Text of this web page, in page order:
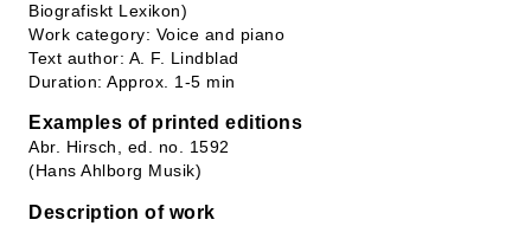
Biografiskt Lexikon)
Work category: Voice and piano
Text author: A. F. Lindblad
Duration: Approx. 1-5 min
Examples of printed editions
Abr. Hirsch, ed. no. 1592
(Hans Ahlborg Musik)
Description of work